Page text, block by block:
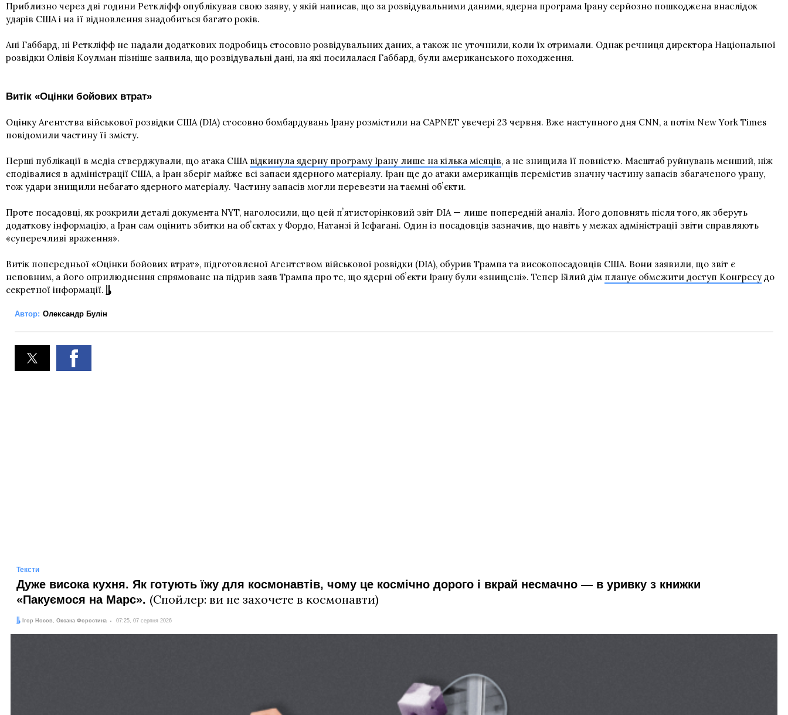
Приблизно через дві години Реткліфф опублікував свою заяву, у якій написав, що за розвідувальними даними, ядерна програма Ірану серйозно пошкоджена внаслідок
ударів США і на її відновлення знадобиться багато років.
Ані Габбард, ні Реткліфф не надали додаткових подробиць стосовно розвідувальних даних, а також не уточнили, коли їх отримали. Однак речниця директора Національної
розвідки Олівія Коулман пізніше заявила, що розвідувальні дані, на які посилалася Габбард, були американського походження.
Витік «Оцінки бойових втрат»
Оцінку Агентства військової розвідки США (DIA) стосовно бомбардувань Ірану розмістили на CAPNET увечері 23 червня. Вже наступного дня CNN, а потім New York Times
повідомили частину її змісту.
Перші публікації в медіа стверджували, що атака США відкинула ядерну програму Ірану лише на кілька місяців, а не знищила її повністю. Масштаб руйнувань менший, ніж
сподівалися в адміністрації США, а Іран зберіг майже всі запаси ядерного матеріалу. Іран ще до атаки американців перемістив значну частину запасів збагаченого урану,
тож удари знищили небагато ядерного матеріалу. Частину запасів могли перевезти на таємні обʼєкти.
Проте посадовці, як розкрили деталі документа NYT, наголосили, що цей пʼятисторінковий звіт DIA — лише попередній аналіз. Його доповнять після того, як зберуть
додаткову інформацію, а Іран сам оцінить збитки на обʼєктах у Фордо, Натанзі й Ісфагані. Один із посадовців зазначив, що навіть у межах адміністрації звіти справляють
«суперечливі враження».
Витік попередньої «Оцінки бойових втрат», підготовленої Агентством військової розвідки (DIA), обурив Трампа та високопосадовців США. Вони заявили, що звіт є
неповним, а його оприлюднення спрямоване на підрив заяв Трампа про те, що ядерні обʼєкти Ірану були «знищені». Тепер Білий дім планує обмежити доступ Конгресу до
секретної інформації.
Автор: Олександр Булін